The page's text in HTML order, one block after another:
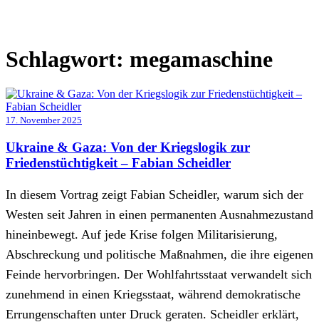
Schlagwort: megamaschine
17. November 2025
Ukraine & Gaza: Von der Kriegslogik zur
Friedenstüchtigkeit – Fabian Scheidler
In diesem Vortrag zeigt Fabian Scheidler, warum sich der
Westen seit Jahren in einen permanenten Ausnahmezustand
hineinbewegt. Auf jede Krise folgen Militarisierung,
Abschreckung und politische Maßnahmen, die ihre eigenen
Feinde hervorbringen. Der Wohlfahrtsstaat verwandelt sich
zunehmend in einen Kriegsstaat, während demokratische
Errungenschaften unter Druck geraten. Scheidler erklärt,